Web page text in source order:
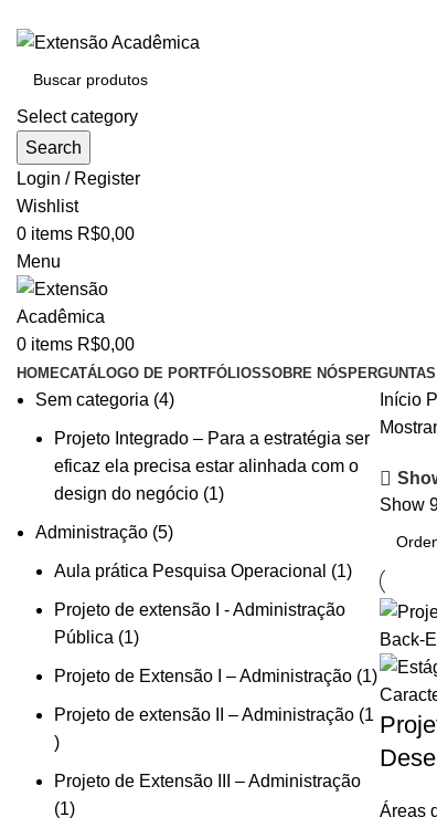
Select category
Search
Login / Register
Wishlist
0 items R$0,00
Menu
0 items R$0,00
HOMECATÁLOGO DE PORTFÓLIOSSOBRE NÓS
Sem categoria 4
Projeto Integrado – Para a estratégia ser
eficaz ela precisa estar alinhada com o
design do negócio 1
Administração 5
Aula prática Pesquisa Operacional 1
Projeto de extensão I - Administração
Pública
1
Projeto de Extensão I – Administração 1
Projeto de extensão II – Administração 1
Projeto de Extensão III – Administração
1
Início
Show
Áreas